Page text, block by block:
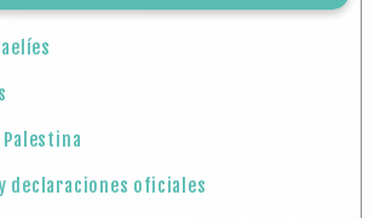
declaraciones oficiales